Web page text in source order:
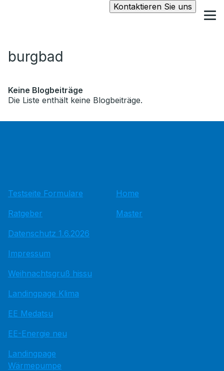
Kontaktieren Sie uns
burgbad
Keine Blogbeiträge
Die Liste enthält keine Blogbeiträge.
Testseite Formulare
Ratgeber
Datenschutz 1.6.2026
Impressum
Weihnachtsgruß hissu
Landingpage Klima
EE Medatsu
EE-Energie neu
Landingpage
Wärmepumpe
Home
Master